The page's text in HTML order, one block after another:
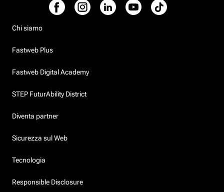
Chi siamo
Fastweb Plus
Fastweb Digital Academy
STEP FuturAbility District
Diventa partner
Sicurezza sul Web
Tecnologia
Responsible Disclosure